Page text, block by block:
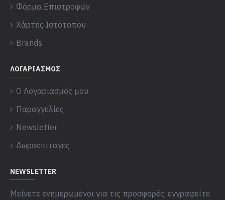
Φόρμα Επιστροφών
Χάρτης Ιστότοπου
Brands
ΛΟΓΑΡΙΑΣΜΌΣ
Ο Λογαριασμός μου
Παραγγελίες
Newsletter
Δωροεπιταγές
NEWSLETTER
Μείνετε ενημερωμένοι για τις προσφορές, εγγραφείτε